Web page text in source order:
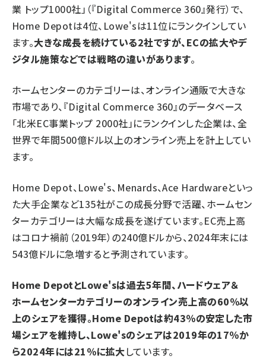
業 トップ1000社」（『Digital Commerce 360』発行）で、
Home Depotは4位、Lowe'sは11位にランクインしてい
ます。大きな成長を続けている2社ですが、ECの拡大やデ
ジタル施策などでは戦略の違いがあります。
ホームセンターのカテゴリーは、オンライン通販で大きな
市場であり、『Digital Commerce 360』のデータベース
「北米EC事業トップ 2000社」にランクインした企業は、全
世界で年間500億ドル以上のオンライン売上を計上してい
ます。
Home Depot、Lowe's、Menards、Ace Hardwareといっ
た大手企業など135社がこの成長分野で活躍、ホームセン
ターカテゴリーは大幅な成長を遂げています。EC売上高
はコロナ禍前（2019年）の240億ドルから、2024年末には
543億ドルに急増すると予測されています。
Home DepotとLowe'sは過去5年間、ハードウェア＆
ホームセンターカテゴリーのオンライン売上高の60％以
上のシェアを獲得。Home Depotは約43％の安定した市
場シェアを維持し、Lowe'sのシェアは2019年の17％か
ら2024年には21％に拡大しています。